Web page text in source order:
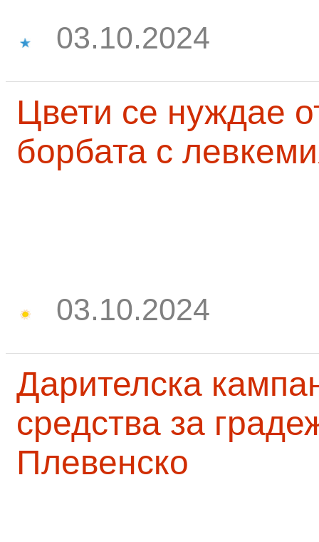
03.10.2024
Цвети се нуждае
борбата с
03.10.2024
Дарителска
средства за
Плевенско